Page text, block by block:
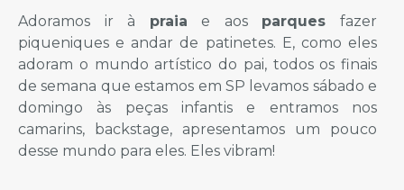
Adoramos ir à praia e aos parques fazer
piqueniques e andar de patinetes. E, como eles
adoram o mundo artístico do pai, todos os finais
de semana que estamos em SP levamos sábado e
domingo às peças infantis e entramos nos
camarins, backstage, apresentamos um pouco
desse mundo para eles. Eles vibram!